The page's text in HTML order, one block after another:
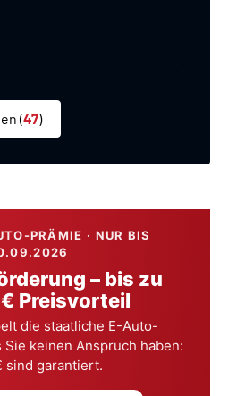
(47)
PRÄMIE · NUR BIS
– bis zu
Preisvorteil
die staatliche E-Auto-
keinen Anspruch haben:
sind garantiert.